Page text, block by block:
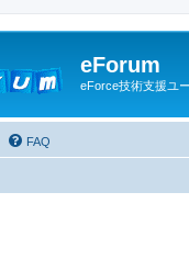
eForum
eForce技術支援ユ
FAQ